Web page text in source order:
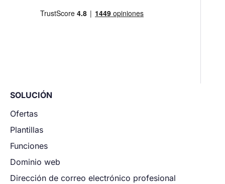
SOLUCIÓN
Ofertas
Plantillas
Funciones
Dominio web
Dirección de correo electrónico profesional